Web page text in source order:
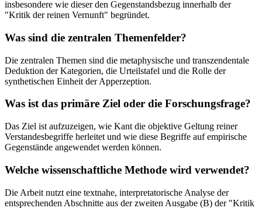
insbesondere wie dieser den Gegenstandsbezug innerhalb der
"Kritik der reinen Vernunft" begründet.
Was sind die zentralen Themenfelder?
Die zentralen Themen sind die metaphysische und transzendentale
Deduktion der Kategorien, die Urteilstafel und die Rolle der
synthetischen Einheit der Apperzeption.
Was ist das primäre Ziel oder die Forschungsfrage?
Das Ziel ist aufzuzeigen, wie Kant die objektive Geltung reiner
Verstandesbegriffe herleitet und wie diese Begriffe auf empirische
Gegenstände angewendet werden können.
Welche wissenschaftliche Methode wird verwendet?
Die Arbeit nutzt eine textnahe, interpretatorische Analyse der
entsprechenden Abschnitte aus der zweiten Ausgabe (B) der "Kritik